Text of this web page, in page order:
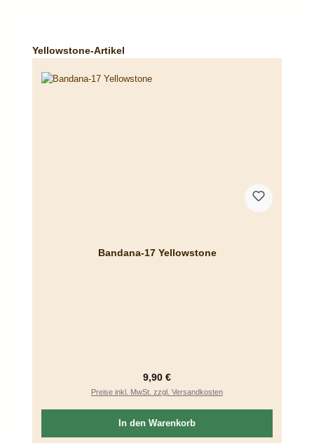
Produktgalerie überspringen
Yellowstone-Artikel
Bandana-17 Yellowstone
Regulärer Preis:
9,90 €
Preise inkl. MwSt. zzgl. Versandkosten
In den Warenkorb